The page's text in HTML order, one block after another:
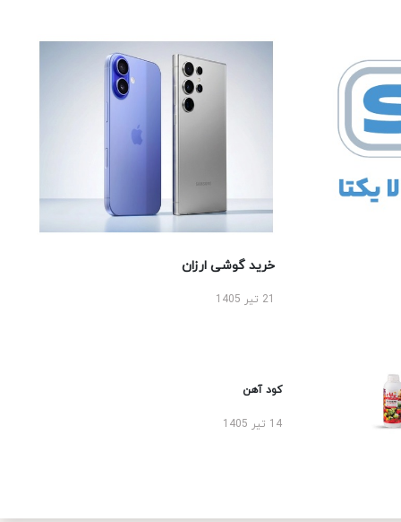
خرید گوشی ارزان
کود آهن
14 تیر 1405